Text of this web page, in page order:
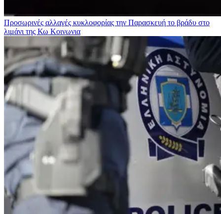
Προσωρινές αλλαγές κυκλοφορίας την Παρασκευή το βράδυ στο
λιμάνι της Κω Κοινωνια